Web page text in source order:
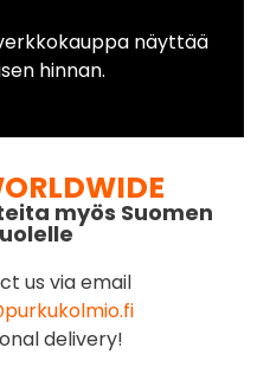
näyttää
hinnan.
myös Suomen
us via email
delivery!